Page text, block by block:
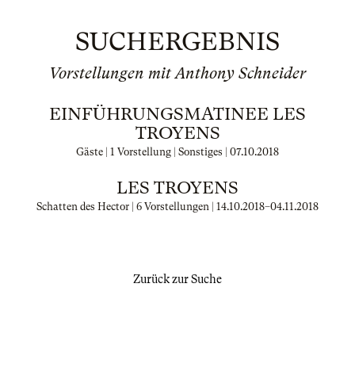
SUCHERGEBNIS
Vorstellungen mit Anthony Schneider
EINFÜHRUNGSMATINEE LES
TROYENS
Gäste | 1 Vorstellung | Sonstiges | 07.10.2018
LES TROYENS
Schatten des Hector | 6 Vorstellungen | 14.10.2018–04.11.2018
Zurück zur Suche